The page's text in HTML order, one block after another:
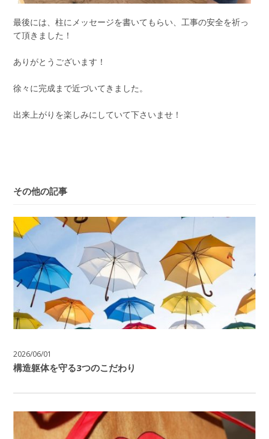
最後には、柱にメッセージを書いてもらい、工事の安全を祈っ
て頂きました！
ありがとうございます！
徐々に完成まで近づいてきました。
出来上がりを楽しみにしていて下さいませ！
その他の記事
2026/06/01
構造躯体を守る3つのこだわり